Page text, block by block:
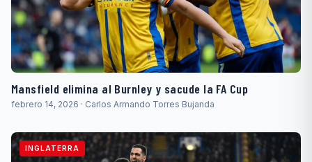
Mansfield elimina al Burnley y sacude la FA Cup
febrero 14, 2026 · Carlos Armando Torres Bujanda
INGLATERRA